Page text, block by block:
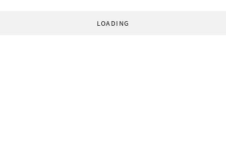
LOADING